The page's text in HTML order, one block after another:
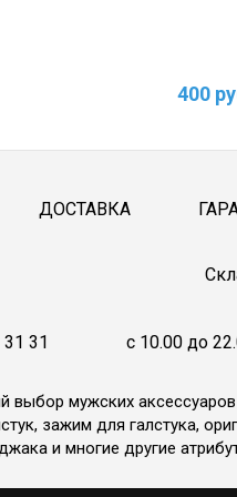
400
ДОСТАВКА
31 c 10.00 до
выбор мужских
зажим для галстука,
и многие другие